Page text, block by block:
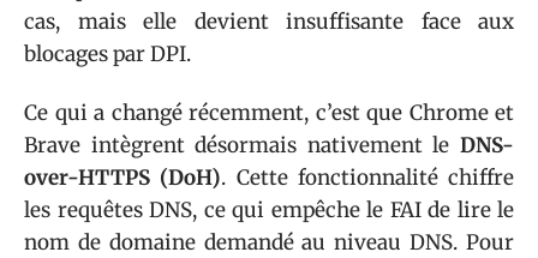
cas, mais elle devient insuffisante face aux
blocages par DPI.
Ce qui a changé récemment, c’est que Chrome et
Brave intègrent désormais nativement le DNS-
over-HTTPS (DoH). Cette fonctionnalité chiffre
les requêtes DNS, ce qui empêche le FAI de lire le
nom de domaine demandé au niveau DNS. Pour